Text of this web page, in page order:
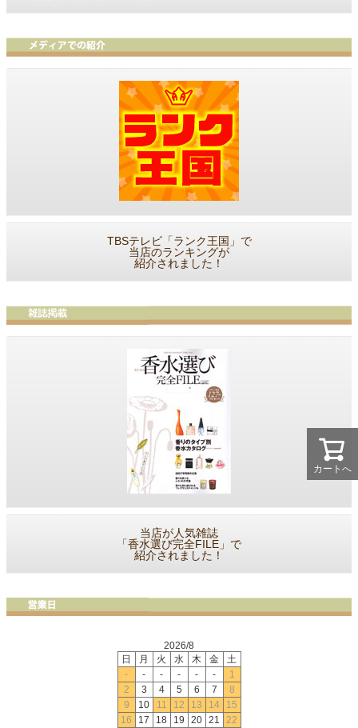
カートへ
TBSテレビ「ランク王国」で
当店のランキングが
紹介されました！
当店が人気雑誌
「香水選び完全FILE」で
紹介されました！
2026/8
日
月 火 水 木 金
土
-
- - - - -
1
2
3 4 5 6 7
8
9
10 11 12 13 14
15
16
17 18 19 20 21 22